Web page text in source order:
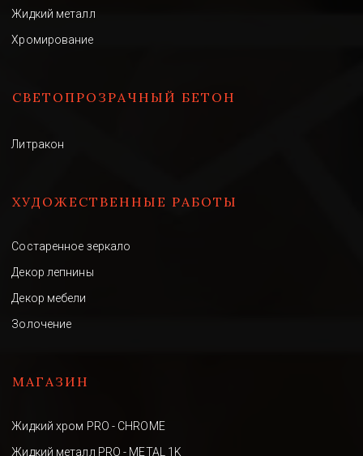
Жидкий металл
Хромирование
СВЕТОПРОЗРАЧНЫЙ БЕТОН
Литракон
ХУДОЖЕСТВЕННЫЕ РАБОТЫ
Состаренное зеркало
Декор лепнины
Декор мебели
Золочение
МАГАЗИН
Жидкий хром PRO - CHROME
Жидкий металл PRO - METAL 1K